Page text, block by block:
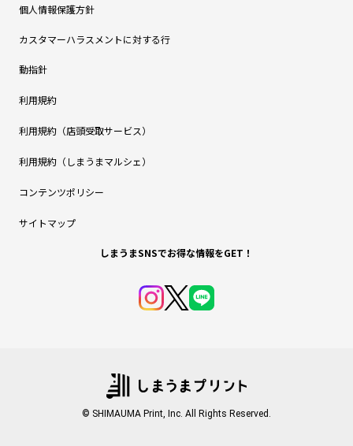
個人情報保護方針
カスタマーハラスメントに対する行
動指針
利用規約
利用規約（店頭受取サービス）
利用規約（しまうまマルシェ）
コンテンツポリシー
サイトマップ
しまうまSNSでお得な情報をGET！
© SHIMAUMA Print, Inc. All Rights Reserved.